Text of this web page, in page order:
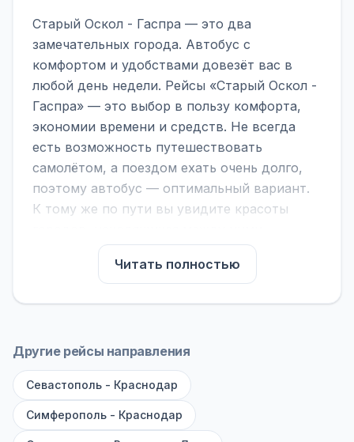
Старый Оскол - Гаспра — это два
замечательных города. Автобус с
комфортом и удобствами довезёт вас в
любой день недели. Рейсы «Старый Оскол -
Гаспра» — это выбор в пользу комфорта,
экономии времени и средств. Не всегда
есть возможность путешествовать
самолётом, а поездом ехать очень долго,
поэтому автобус — оптимальный вариант.
К тому же по пути вы увидите красоты
На нашем сайте вы можете найти
расписание автобусов Старый Оскол -
Гаспра, сравнить рейсы и выбрать
обратите внимание на микроавтобусы (8–18
большие автобусы (от 40 мест): у них лучше
подвеска и дорога ощущается меньше.
Читать полностью
Другие рейсы направления
Севастополь - Краснодар
Симферополь - Краснодар